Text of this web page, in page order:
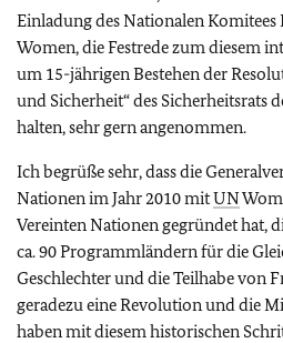
Einladung des Nationalen
Women, die Festrede zum diesem
um 15-jährigen Bestehen der
und Sicherheit“ des Sicherheitsrats
halten, sehr gern angenommen.
Ich begrüße sehr, dass die
Nationen im Jahr 2010 mitUN
Vereinten Nationen gegründet hat,
ca. 90 Programmländern für die
Geschlechter und die Teilhabe von
geradezu eine Revolution und die
haben mit diesem historischen